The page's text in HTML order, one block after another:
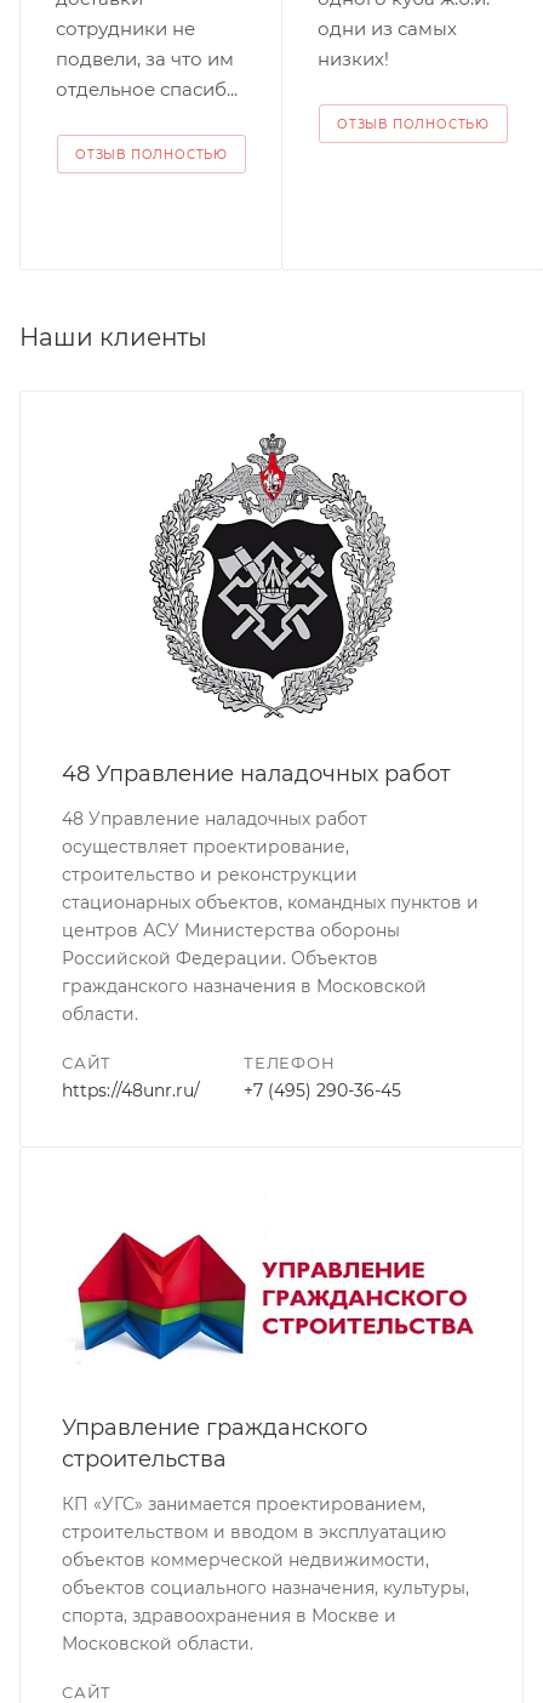
сотрудники не
подвели, за что им
отдельное спасиб...
ОТЗЫВ ПОЛНОСТЬЮ
одни из самых
низких!
ОТЗЫВ ПОЛНОСТЬЮ
Наши клиенты
48 Управление наладочных работ
48 Управление наладочных работ
осуществляет проектирование,
строительство и реконструкции
стационарных объектов, командных пунктов и
центров АСУ Министерства обороны
Российской Федерации. Объектов
гражданского назначения в Московской
области.
САЙТ
https://48unr.ru/
ТЕЛЕФОН
+7 (495) 290-36-45
Управление гражданского
строительства
КП «УГС» занимается проектированием,
строительством и вводом в эксплуатацию
объектов коммерческой недвижимости,
объектов социального назначения, культуры,
спорта, здравоохранения в Москве и
Московской области.
САЙТ